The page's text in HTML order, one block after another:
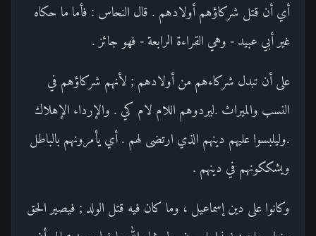
أي أن قتل شركاؤهم أولادهم . قال النحاس : فأما ما حكاه
غير أبي عبيد - وهي القراءة الرابعة - فهو جائز .
على أن تبدل شركاءهم من أولادهم ; لأنهم شركاؤهم في
النسب والميراث .ليردوهم اللام لام كي . والإرداء الإهلاك
.وليلبسوا عليهم دينهم الذي ارتضى لهم . أي يأمرونهم بالباطل
ويشككونهم في دينهم .
وكانوا على دين إسماعيل ، وما كان فيه قتل الولد ; فيصير الحق